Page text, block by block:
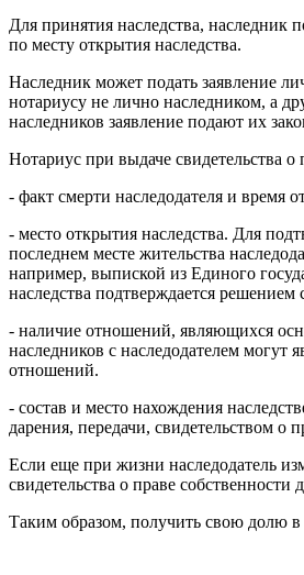
Для принятия наследства, наследник
по месту открытия наследства.
Наследник может подать заявление
нотариусу не лично наследником, а
наследников заявление подают их
Нотариус при выдаче свидетельства о
- факт смерти наследодателя и время
- место открытия наследства. Для
последнем месте жительства
например, выпиской из Единого
наследства подтверждается решением
- наличие отношений, являющихся
наследников с наследодателем
отношений.
- состав и место нахождения
дарения, передачи, свидетельством о
Если еще при жизни наследодатель
свидетельства о праве
Таким образом, получить свою долю в